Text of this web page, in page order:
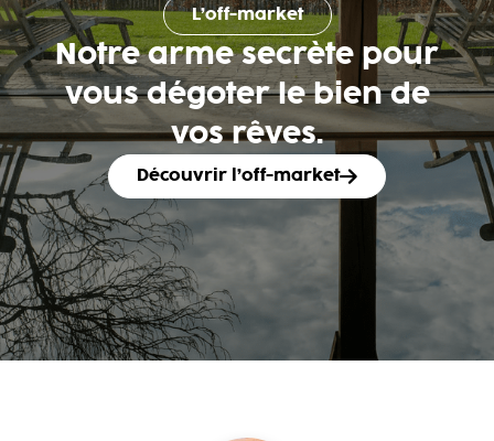
L’off-market
Notre arme secrète pour
vous dégoter le bien de
vos rêves.
Découvrir l’off-market